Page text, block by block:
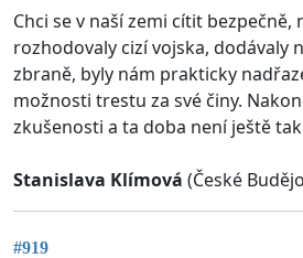
Chci se v naší zemi cítit bezpečně,
rozhodovaly cizí vojska, dodávaly
zbraně, byly nám prakticky
možnosti trestu za své činy.
zkušenosti a ta doba není ještě
Stanislava Klímová (České
#919